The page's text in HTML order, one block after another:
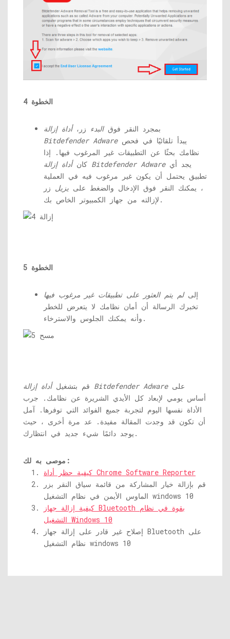
الخطوة 4
بمجرد النقر فوقالبدء زر،أداة إزالة
Bitdefender Adwareيبدأ تلقائيًا في فحص
نظامك بحثًا عن التطبيقات غير المرغوب فيها. إذا
كان أداة إزالة Bitdefender Adwareيجد أي
تطبيق يحتمل أن يكون غير مرغوب فيه في العملية
، يمكنك النقر فوق الإدخال والضغط على يزيل زر
لإزالته من جهاز الكمبيوتر الخاص بك.
الخطوة 5
إلىلم يتم العثور على تطبيقات غير مرغوب فيها
تخبرك الرسالة أن أمان نظامك لا يتعرض للخطر
وأنه يمكنك الجلوس والاسترخاء.
قم بتشغيل أداة إزالة Bitdefender Adwareعلى
أساس يومي لإبعاد كل الأيدي الشريرة عن نظامك. جرب
الأداة نفسها اليوم لتجربة جميع الفوائد التي توفرها. آمل
أن تكون قد وجدت المقالة مفيدة. عد مرة أخرى ، حيث
يوجد دائمًا شيء جديد في انتظارك.
موصى به لك:
كيفية حظر أداة Chrome Software Reporter
قم بإزالة خيار المشاركة من قائمة سياق النقر بزر
الماوس الأيمن في نظام التشغيل windows 10
كيفية إزالة جهاز Bluetooth بقوة في نظام
التشغيل Windows 10
إصلاح غير قادر على إزالة جهاز Bluetooth على
نظام التشغيل windows 10